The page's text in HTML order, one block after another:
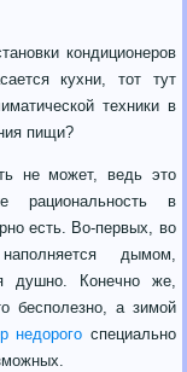
кондиционеров
кухни, тот тут
техники в
пищи?
не может, ведь это
в
есть. Во-первых, во
дымом,
душно. Конечно же,
бесполезно, а зимой
недорого специально